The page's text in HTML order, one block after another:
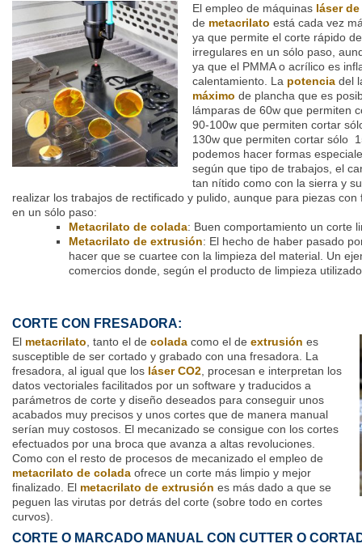
El empleo de máquinas láser de
de metacrilato está cada vez
ya que permite el corte rápido
irregulares en un sólo paso,
ya que el PMMA o acrílico es
calentamiento. La potenciadel
máximo de plancha que es
lámparas de 60w que permiten
90-100w que permiten cortar
130w que permiten cortar sólo
podemos hacer formas
según que tipo de trabajos, el
tan nítido como con la sierra y
realizar los trabajos de rectificado y pulido, aunque para piezas
en un sólo paso:
Metacrilato de colada: Buen comportamiento un corte
Metacrilato de extrusión: El hecho de haber pasado
hacer que se cuartee con la limpieza del material. Un
comercios donde, según el producto de limpieza
CORTE CON FRESADORA:
El metacrilato , tanto el de colada como el de extrusión es
susceptible de ser cortado y grabado con una fresadora. La
fresadora, al igual que los láser CO2 , procesan e interpretan los
datos vectoriales facilitados por un software y traducidos a
parámetros de corte y diseño deseados para conseguir unos
acabados muy precisos y unos cortes que de manera manual
serían muy costosos. El mecanizado se consigue con los cortes
efectuados por una broca que avanza a altas revoluciones.
Como con el resto de procesos de mecanizado el empleo de
metacrilato de colada ofrece un corte más limpio y mejor
finalizado. El metacrilato de extrusión es más dado a que se
peguen las virutas por detrás del corte (sobre todo en cortes
curvos).
CORTE O MARCADO MANUAL CON CUTTER O